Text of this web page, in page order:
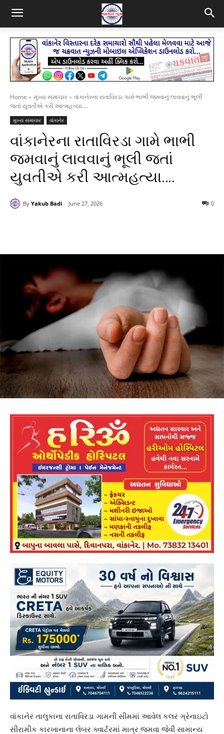
Home મુખ્ય સમાચાર
વાંકાનેરના રાતાવિરડા ગામે ભાભી જમવાનું લાવવાનું ભૂલી
જતાં યુવતીએ કરી આત્મહત્યા....
મુખ્ય સમાચાર વાંકાનેર
વાંકાનેરના રાતાવિરડા ગામે ભાભી
જમવાનું લાવવાનું ભૂલી જતાં
યુવતીએ કરી આત્મહત્યા….
By Yakub Badi June 27, 2026 0
વાંકાનેર તાલુકાના રાતાવિરડા ગામની સીમમાં આવેલ કલર ગ્રેનાઇટો
સીરામીક કારખાનાના લેબર ક્વાર્ટરમાં માત્ર જમવા જેવી સામાન્ય